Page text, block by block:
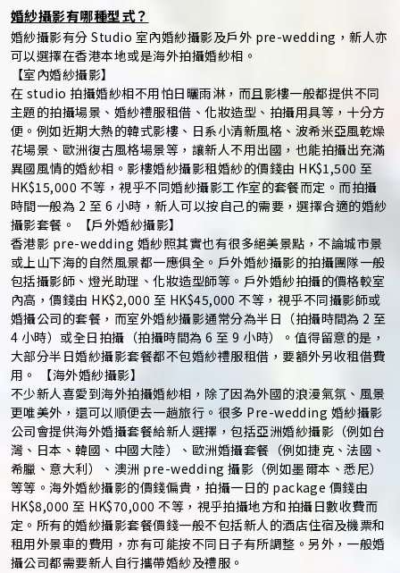
婚紗攝影有哪種型式？
婚紗攝影有分 Studio 室內婚紗攝影及戶外 pre-wedding，新人亦
可以選擇在香港本地或是海外拍攝婚紗相。
【室內婚紗攝影】
在 studio 拍攝婚紗相不用怕日曬雨淋，而且影樓一般都提供不同
主題的拍攝場景、婚紗禮服租借、化妝造型、拍攝用具等，十分方
便。例如近期大熱的韓式影樓、日系小清新風格、波希米亞風乾燥
花場景、歐洲復古風格場景等，讓新人不用出國，也能拍攝出充滿
異國風情的婚紗相。影樓婚紗攝影租婚紗的價錢由 HK$1,500 至
HK$15,000 不等，視乎不同婚紗攝影工作室的套餐而定。而拍攝
時間一般為 2 至 6 小時，新人可以按自己的需要，選擇合適的婚紗
攝影套餐。 【戶外婚紗攝影】
香港影 pre-wedding 婚紗照其實也有很多絕美景點，不論城市景
或上山下海的自然風景都一應俱全。戶外婚紗攝影的拍攝團隊一般
包括攝影師、燈光助理、化妝造型師等。戶外婚紗拍攝的價格較室
內高，價錢由 HK$2,000 至 HK$45,000 不等，視乎不同攝影師或
婚攝公司的套餐，而室外婚紗攝影通常分為半日（拍攝時間為 2 至
4 小時）或全日拍攝（拍攝時間為 6 至 9 小時）。值得留意的是，
大部分半日婚紗攝影套餐都不包婚紗禮服租借，要額外另收租借費
用。 【海外婚紗攝影】
不少新人喜愛到海外拍攝婚紗相，除了因為外國的浪漫氣氛、風景
更唯美外，還可以順便去一趟旅行。很多 Pre-wedding 婚紗攝影
公司會提供海外婚攝套餐給新人選擇，包括亞洲婚紗攝影（例如台
灣、日本、韓國、中國大陸）、歐洲婚攝套餐（例如捷克、法國、
希臘、意大利）、澳洲 pre-wedding 攝影（例如墨爾本、悉尼）
等等。海外婚紗攝影的價錢偏貴，拍攝一日的 package 價錢由
HK$8,000 至 HK$70,000 不等，視乎拍攝地方和拍攝日數收費而
定。所有的婚紗攝影套餐價錢一般不包括新人的酒店住宿及機票和
租用外景車的費用，亦有可能按不同日子有所調整。另外，一般婚
攝公司都需要新人自行攜帶婚紗及禮服。